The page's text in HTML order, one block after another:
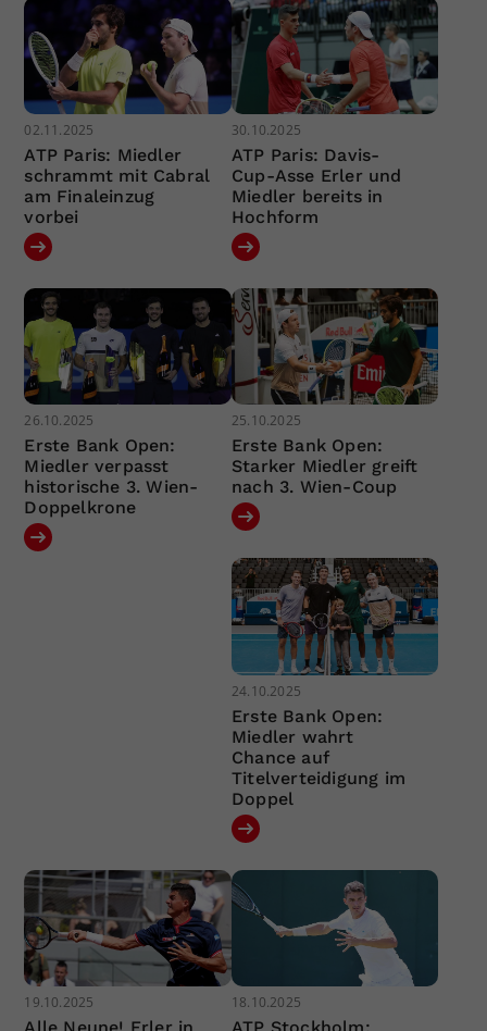
02.11.2025
ATP Paris: Miedler
schrammt mit Cabral
am Finaleinzug
vorbei
30.10.2025
ATP Paris: Davis-
Cup-Asse Erler und
Miedler bereits in
Hochform
26.10.2025
Erste Bank Open:
Miedler verpasst
historische 3. Wien-
Doppelkrone
25.10.2025
Erste Bank Open:
Starker Miedler greift
nach 3. Wien-Coup
24.10.2025
Erste Bank Open:
Miedler wahrt
Chance auf
Titelverteidigung im
Doppel
19.10.2025 18.10.2025